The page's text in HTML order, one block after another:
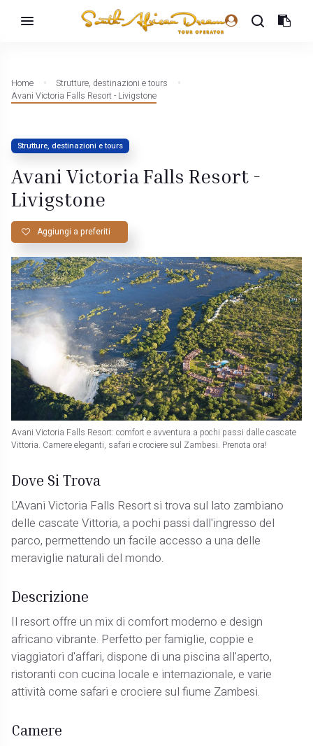
Home
Strutture, destinazioni e tours
Avani Victoria Falls Resort - Livigstone
Strutture, destinazioni e tours
Avani Victoria Falls Resort -
Livigstone
Aggiungi a preferiti
Avani Victoria Falls Resort: comfort e avventura a pochi passi dalle cascate
Vittoria. Camere eleganti, safari e crociere sul Zambesi. Prenota ora!
Dove Si Trova
L'Avani Victoria Falls Resort si trova sul lato zambiano
delle cascate Vittoria, a pochi passi dall'ingresso del
parco, permettendo un facile accesso a una delle
meraviglie naturali del mondo.
Descrizione
Il resort offre un mix di comfort moderno e design
africano vibrante. Perfetto per famiglie, coppie e
viaggiatori d'affari, dispone di una piscina all'aperto,
ristoranti con cucina locale e internazionale, e varie
attività come safari e crociere sul fiume Zambesi.
Camere